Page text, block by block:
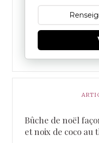
Bûche de noël
et noix de coco au